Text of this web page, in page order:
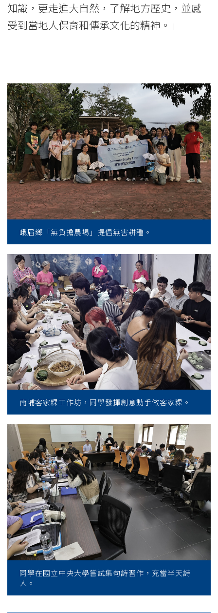
知識，更走進大自然，了解地方歷史，並感
受到當地人保育和傳承文化的精神。」
峨眉鄉「無負擔農場」提倡無害耕種。
南埔客家粿工作坊，同學發揮創意動手做客家粿。
同學在國立中央大學嘗試集句詩習作，充當半天詩
人。